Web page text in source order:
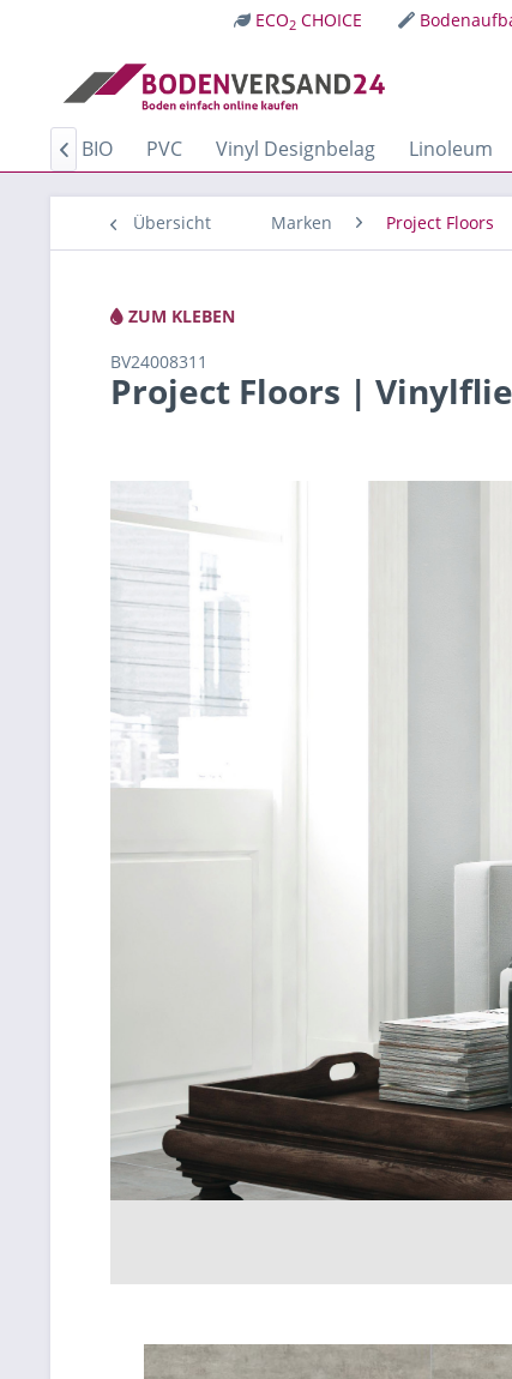
ECO2 CHOICE
BIO PVC Vinyl Designbelag Linoleum

Übersicht Marken Project Floors
ZUM KLEBEN
BV24008311
Project Floors |